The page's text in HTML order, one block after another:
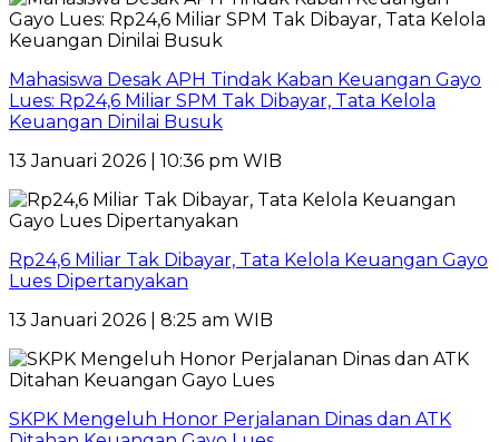
Mahasiswa Desak APH Tindak Kaban Keuangan Gayo
Lues: Rp24,6 Miliar SPM Tak Dibayar, Tata Kelola
Keuangan Dinilai Busuk
13 Januari 2026 | 10:36 pm WIB
Rp24,6 Miliar Tak Dibayar, Tata Kelola Keuangan Gayo
Lues Dipertanyakan
13 Januari 2026 | 8:25 am WIB
SKPK Mengeluh Honor Perjalanan Dinas dan ATK